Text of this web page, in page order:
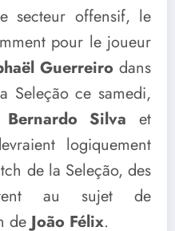
secteur offensif, le
pour le joueur
Guerreiro dans
Seleção ce samedi,
Bernardo Silva et
logiquement
de la Seleção, des
au sujet de
de João Félix.